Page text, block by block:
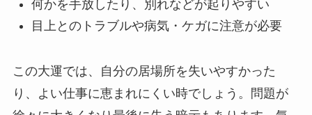
何かを手放したり、別れなどが起りやすい
目上とのトラブルや病気・ケガに注意が必要
この大運では、自分の居場所を失いやすかった
り、よい仕事に恵まれにくい時でしょう。問題が